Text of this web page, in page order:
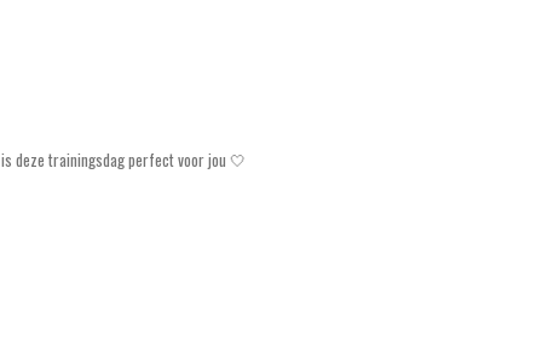
deze trainingsdag perfect voor jou 🤍